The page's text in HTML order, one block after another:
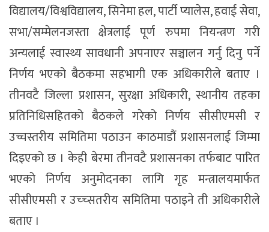
विद्यालय/विश्वविद्यालय, सिनेमा हल, पार्टी प्यालेस, हवाई सेवा,
सभा/सम्मेलनजस्ता क्षेत्रलाई पूर्ण रुपमा नियन्त्रण गरी
अन्यलाई स्वास्थ्य सावधानी अपनाएर सञ्चालन गर्नु दिनु पर्ने
निर्णय भएको बैठकमा सहभागी एक अधिकारीले बताए ।
तीनवटै जिल्ला प्रशासन, सुरक्षा अधिकारी, स्थानीय तहका
प्रतिनिधिसहितको बैठकले गरेको निर्णय सीसीएमसी र
उच्चस्तरीय समितिमा पठाउन काठमाडौं प्रशासनलाई जिम्मा
दिइएको छ । केही बेरमा तीनवटै प्रशासनका तर्फबाट पारित
भएको निर्णय अनुमोदनका लागि गृह मन्त्रालयमार्फत
सीसीएमसी र उच्च्सतरीय समितिमा पठाइने ती अधिकारीले
बताए ।